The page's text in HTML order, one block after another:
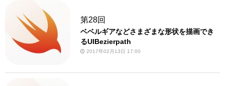
第28回
ベベルギアなどさまざまな形状を描画でき
るUIBezierpath
2017年02月13日 17:00